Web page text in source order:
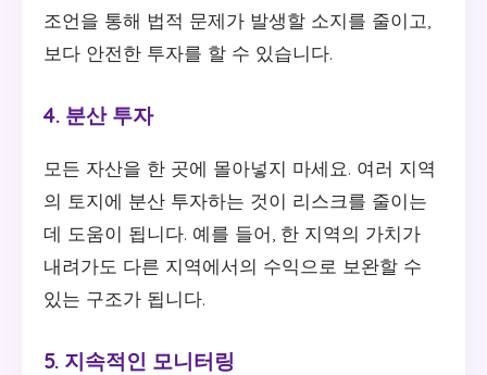
조언을 통해 법적 문제가 발생할 소지를 줄이고,
보다 안전한 투자를 할 수 있습니다.
4. 분산 투자
모든 자산을 한 곳에 몰아넣지 마세요. 여러 지역
의 토지에 분산 투자하는 것이 리스크를 줄이는
데 도움이 됩니다. 예를 들어, 한 지역의 가치가
내려가도 다른 지역에서의 수익으로 보완할 수
있는 구조가 됩니다.
5. 지속적인 모니터링